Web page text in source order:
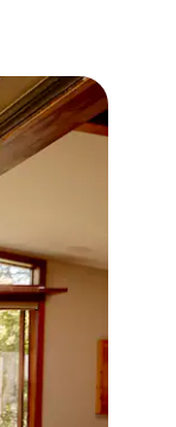
et en les faisant